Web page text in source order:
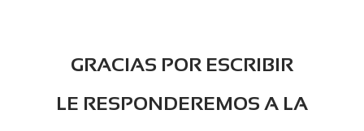
​GRACIAS POR ESCRIBIR
LE RESPONDEREMOS A LA